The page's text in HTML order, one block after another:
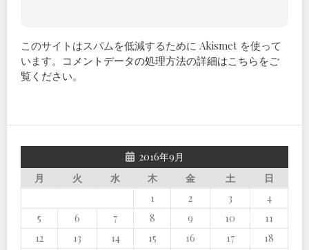
このサイトはスパムを低減するために Akismet を使って
います。 コメントデータの処理方法の詳細はこちらをご
覧ください。
2016年9月
月
火 水 木 金 土
日
1
2 3
4
5
6 7 8 9 10
11
12
13 14 15 16 17
18